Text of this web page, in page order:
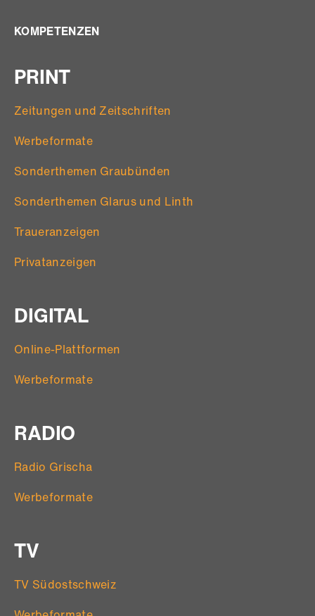
N
M
E
R
E
R
N
G
KOMPETENZEN
PRINT
Zeitungen und Zeitschriften
Werbeformate
Sonderthemen Graubünden
Sonderthemen Glarus und Linth
Traueranzeigen
Privatanzeigen
DIGITAL
Online-Plattformen
Werbeformate
RADIO
Radio Grischa
Werbeformate
TV
TV Südostschweiz